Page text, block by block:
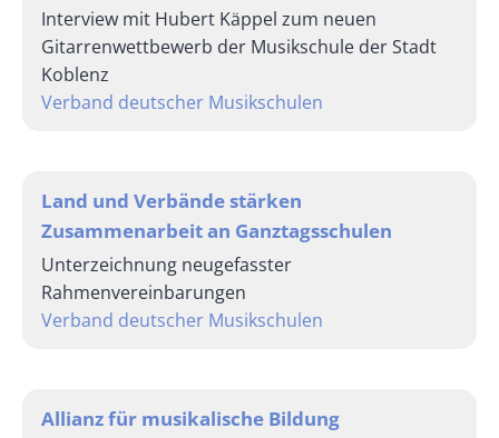
Interview mit Hubert Käppel zum neuen
Gitarrenwettbewerb der Musikschule der Stadt
Koblenz
Verband deutscher Musikschulen
Land und Verbände stärken
Zusammenarbeit an Ganz­tagsschulen
Unterzeichnung neugefasster
Rahmenvereinbarungen
Verband deutscher Musikschulen
Allianz für musikalische Bildung